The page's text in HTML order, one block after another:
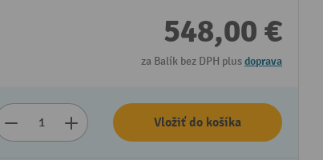
548,00 €
za Balík bez DPH plusdoprava
Vložiť do košíka